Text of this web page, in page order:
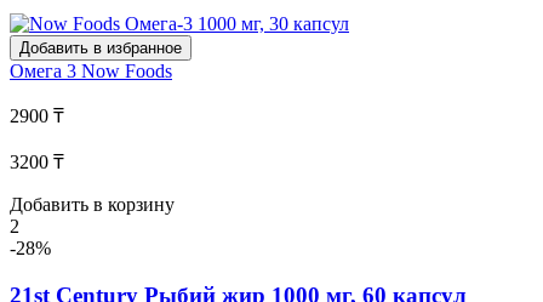
Добавить в избранное
Омега 3 Now Foods
2900 ₸
3200 ₸
Добавить в корзину
2
-28%
21st Century Рыбий жир 1000 мг, 60 капсул